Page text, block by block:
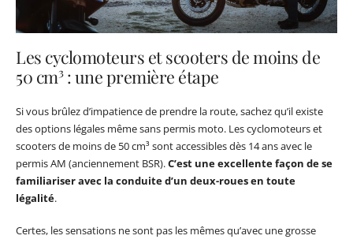
Les cyclomoteurs et scooters de moins de
50 cm³ : une première étape
Si vous brûlez d’impatience de prendre la route, sachez qu’il existe
des options légales même sans permis moto. Les cyclomoteurs et
scooters de moins de 50 cm³ sont accessibles dès 14 ans avec le
permis AM (anciennement BSR).C’est une excellente façon de se
familiariser avec la conduite d’un deux-roues en toute
légalité.
Certes, les sensations ne sont pas les mêmes qu’avec une grosse